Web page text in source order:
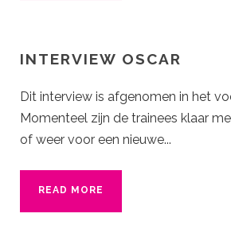
INTERVIEW OSCAR
Dit interview is afgenomen in het
Momenteel zijn de trainees klaar
of weer voor een nieuwe...
READ MORE